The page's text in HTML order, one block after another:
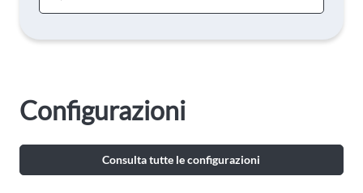
Configurazioni
Consulta tutte le configurazioni